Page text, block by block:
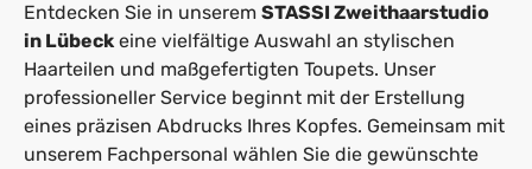
Entdecken Sie in unserem STASSI Zweithaarstudio
in Lübeck eine vielfältige Auswahl an stylischen
Haarteilen und maßgefertigten Toupets. Unser
professioneller Service beginnt mit der Erstellung
eines präzisen Abdrucks Ihres Kopfes. Gemeinsam mit
unserem Fachpersonal wählen Sie die gewünschte